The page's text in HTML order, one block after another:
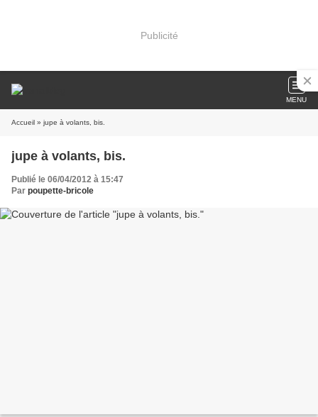
Publicité
MENU
Accueil » jupe à volants, bis.
jupe à volants, bis.
Publié le 06/04/2012 à 15:47
Par poupette-bricole